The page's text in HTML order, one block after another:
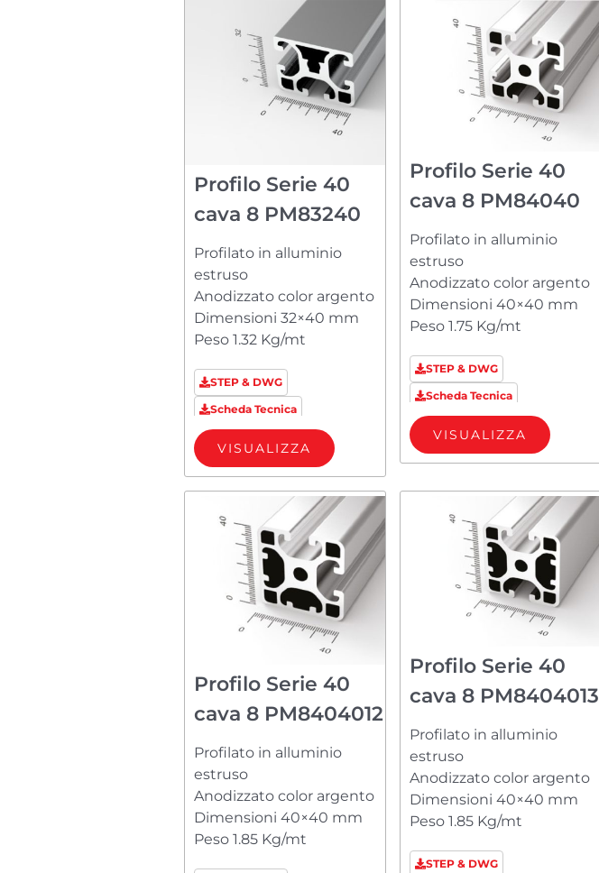
Profilo Serie 40
cava 8 PM83240
Profilato in alluminio
estruso
Anodizzato color argento
Dimensioni 32×40 mm
Peso 1.32 Kg/mt
STEP & DWG
Scheda Tecnica
VISUALIZZA
Profilo Serie 40
cava 8 PM84040
Profilato in alluminio
estruso
Anodizzato color argento
Dimensioni 40×40 mm
Peso 1.75 Kg/mt
STEP & DWG
Scheda Tecnica
VISUALIZZA
Profilo Serie 40
cava 8 PM8404012
Profilato in alluminio
estruso
Anodizzato color argento
Dimensioni 40×40 mm
Peso 1.85 Kg/mt
Profilo Serie 40
cava 8 PM8404013
Profilato in alluminio
estruso
Anodizzato color argento
Dimensioni 40×40 mm
Peso 1.85 Kg/mt
STEP & DWG